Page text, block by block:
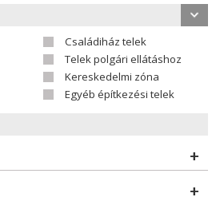
Családiház telek
Telek polgári ellátáshoz
Kereskedelmi zóna
Egyéb építkezési telek